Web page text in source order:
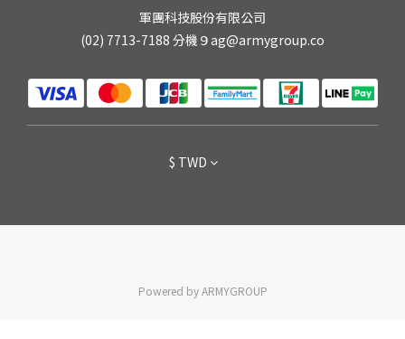
軍團科技股份有限公司
(02) 7713-7188 分機９ag@armygroup.co
$ TWD
Powered by ARMYGROUP